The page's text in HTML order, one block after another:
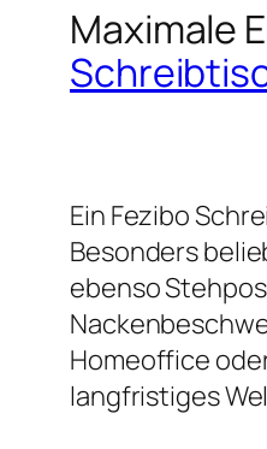
Maximale
Ein Fezibo
Besonders
ebenso
Homeoffice
langfristiges